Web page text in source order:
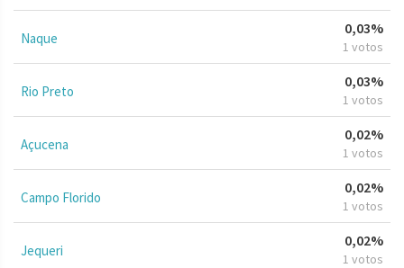
Naque
0,03%
1 votos
Rio Preto
0,03%
1 votos
Açucena
0,02%
1 votos
Campo Florido
0,02%
1 votos
Jequeri
0,02%
1 votos